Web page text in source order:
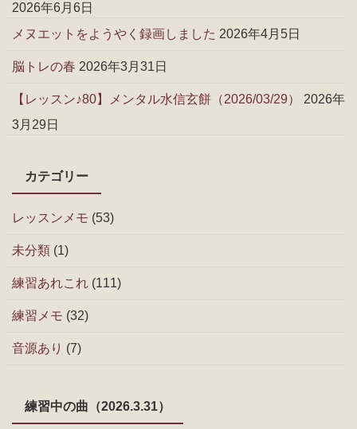
2026年6月6日
メヌエットをようやく録画しました 2026年4月5日
脳トレの春 2026年3月31日
【レッスン♪80】メンタル水信玄餅（2026/03/29）
2026年
3月29日
カテゴリー
レッスンメモ (53)
未分類 (1)
練習あれこれ (111)
練習メモ (32)
音源あり (7)
練習中の曲（2026.3.31）